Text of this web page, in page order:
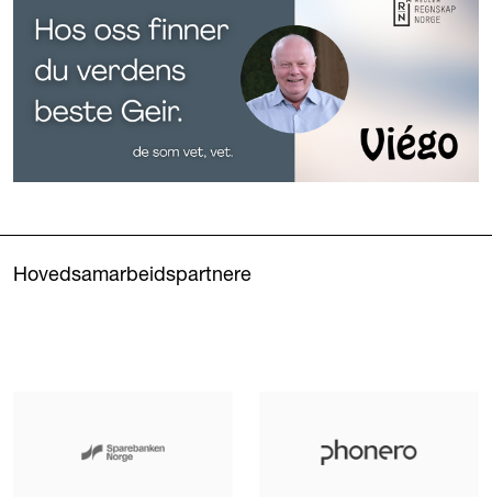
Hovedsamarbeidspartnere